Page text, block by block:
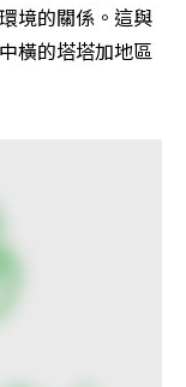
境的關係。這與
橫的塔塔加地區